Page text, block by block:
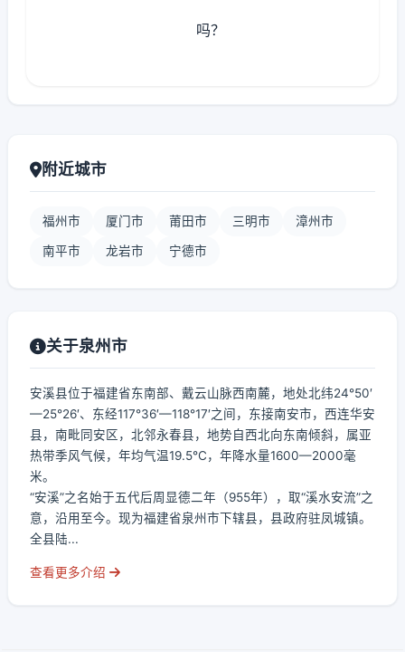
吗？
附近城市
福州市 厦门市 莆田市 三明市 漳州市
南平市 龙岩市 宁德市
关于泉州市
安溪县位于福建省东南部、戴云山脉西南麓，地处北纬24°50′
—25°26′、东经117°36′—118°17′之间，东接南安市，西连华安
县，南毗同安区，北邻永春县，地势自西北向东南倾斜，属亚
热带季风气候，年均气温19.5℃，年降水量1600—2000毫
米。
“安溪”之名始于五代后周显德二年（955年），取“溪水安流”之
意，沿用至今。现为福建省泉州市下辖县，县政府驻凤城镇。
全县陆...
查看更多介绍